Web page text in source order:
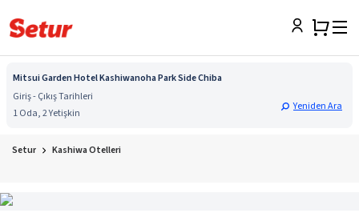
Mitsui Garden Hotel Kashiwanoha Park Side Chiba
Giriş - Çıkış Tarihleri
1 Oda, 2 Yetişkin
Yeniden Ara
Setur Kashiwa Otelleri